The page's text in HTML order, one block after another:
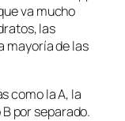
va mucho
las
mayoría de las
como la A, la
B por separado.